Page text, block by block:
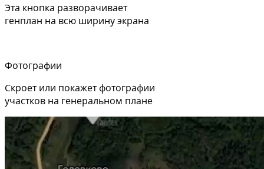
Эта кнопка разворачивает
генплан на всю ширину экрана
Фотографии
Скроет или покажет фотографии
участков на генеральном плане